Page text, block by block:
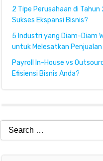
2 Tipe Perusahaan di Tahun
Sukses Ekspansi Bisnis?
5 Industri yang Diam-Diam
untuk Melesatkan Penjualan
Payroll In-House vs
Efisiensi Bisnis Anda?
Search
for: